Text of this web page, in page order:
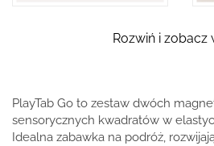
Rozwiń i zobacz
PlayTab Go to zestaw dwóch
sensorycznych kwadratów w
Idealna zabawka na podróż,